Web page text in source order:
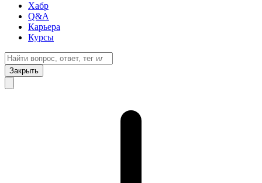
Хабр
Q&A
Карьера
Курсы
Закрыть